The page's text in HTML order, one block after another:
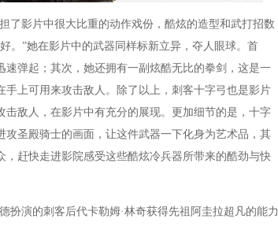
影片中很大比重的动作戏份，酷炫的造型和武打招数
。”她在影片中的武器同样标新立异，夺人眼球。首
弹起；其次，她还拥有一副炫酷无比的拳剑，这是一
上可用来攻击敌人。除了以上，刺客十字弓也是影片
敌人，在影片中有充分的展现。更加细节的是，十字
圣殿骑士的画面，让这件武器一下化身为艺术品，其
赶快走进影院感受这些酷炫冷兵器所带来的酷劲与快
演的刺客后代卡勒姆·林奇获得先祖阿圭拉超凡的能力